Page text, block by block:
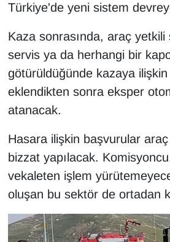
Türkiye'de yeni sistem
Kaza sonrasında, araç yetkili
servis ya da herhangi bir
götürüldüğünde kazaya
eklendikten sonra eksper
atanacak.
Hasara ilişkin başvurular
bizzat yapılacak.
vekaleten işlem
oluşan bu sektör de ortadan
YAŞAM
YEREL